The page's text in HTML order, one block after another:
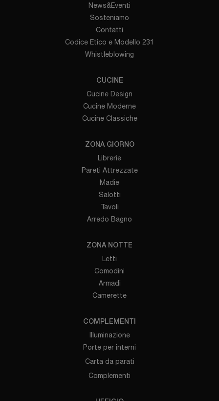
News&Eventi
Sosteniamo
Contatti
Codice Etico e Modello 231
Whistleblowing
CUCINE
Cucine Design
Cucine Moderne
Cucine Classiche
ZONA GIORNO
Librerie
Pareti Attrezzate
Madie
Salotti
Tavoli
Arredo Bagno
ZONA NOTTE
Letti
Comodini
Armadi
Camerette
COMPLEMENTI
Illuminazione
Porte per interni
Carta da parati
Complementi